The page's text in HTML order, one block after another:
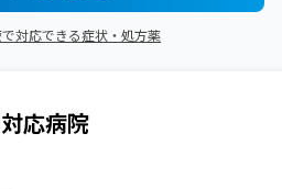
対応できる症状・処方薬
対応病院